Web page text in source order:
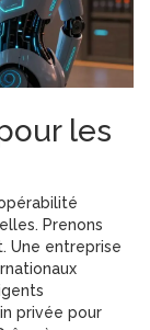
les
Prenons
Une entreprise
privée pour